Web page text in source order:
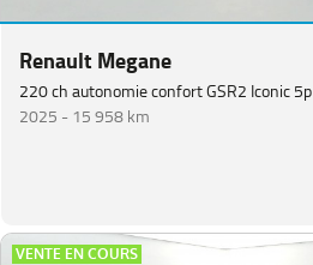
Renault Megane
220 ch autonomie confort GSR2 Iconic 5p
2025 - 15 958 km
VENTE EN COURS